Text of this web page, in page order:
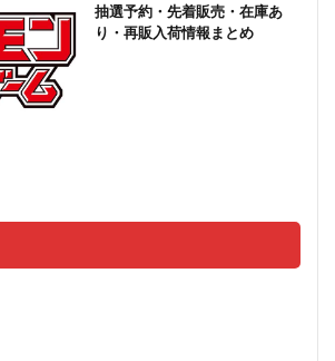
抽選予約・先着販売・在庫あ
り・再販入荷情報まとめ